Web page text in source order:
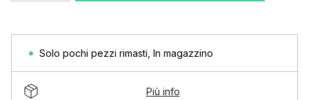
Solo pochi pezzi rimasti In magazzino
Più info